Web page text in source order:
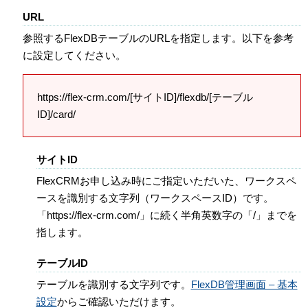
URL
参照するFlexDBテーブルのURLを指定します。以下を参考
に設定してください。
https://flex-crm.com/[サイトID]/flexdb/[テーブル
ID]/card/
サイトID
FlexCRMお申し込み時にご指定いただいた、ワークスペ
ースを識別する文字列（ワークスペースID）です。
「https://flex-crm.com/」に続く半角英数字の「/」までを
指します。
テーブルID
テーブルを識別する文字列です。 FlexDB管理画面 – 基本
設定からご確認いただけます。